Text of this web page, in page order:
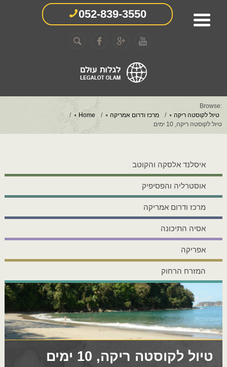
052-839-3550
Browse:
Home
מרכז ודרום אמריקה
טיול לקוסטה ריקה
טיול לקוסטה ריקה, 10 ימים
איסלנד אלסקה והקוטב
אוסטרליה והפסיפיק
מרכז ודרום אמריקה
אסיה התיכונה
אפריקה
המזרח הרחוק
טיול לקוסטה ריקה, 10 ימים